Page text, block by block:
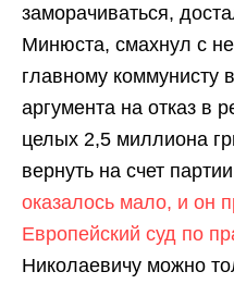
заморачиваться,
Минюста, смахнул с
главному коммунисту
аргумента на отказ в
целых 2,5 миллиона
вернуть на счет
оказалось мало, и он
Европейский суд по
Николаевичу можно